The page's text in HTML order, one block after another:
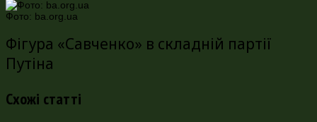
Фото: ba.org.ua
Фігура «Савченко» в складній партії
Путіна
Схожі статті